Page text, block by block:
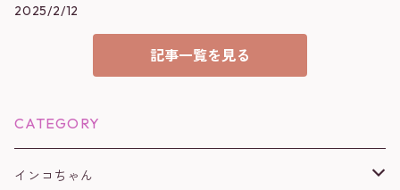
2025/2/12
記事一覧を見る
CATEGORY
インコちゃん